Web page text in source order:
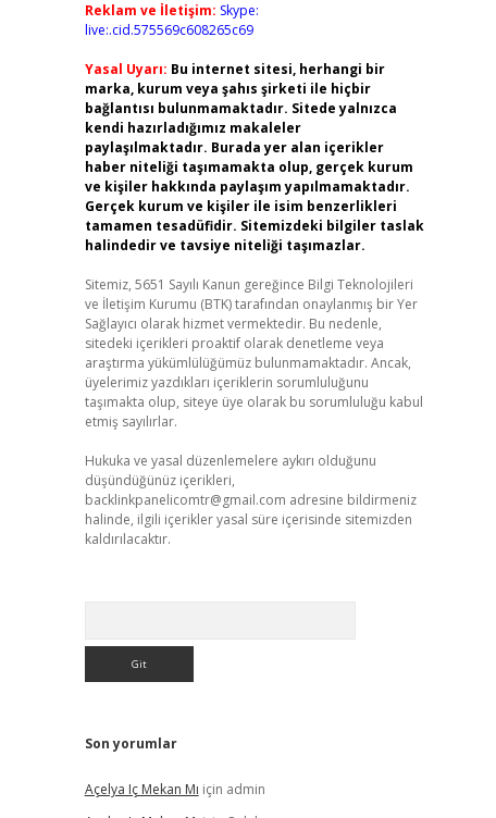
Reklam ve İletişim: Skype:
live:.cid.575569c608265c69
Yasal Uyarı: Bu internet sitesi, herhangi bir
marka, kurum veya şahıs şirketi ile hiçbir
bağlantısı bulunmamaktadır. Sitede yalnızca
kendi hazırladığımız makaleler
paylaşılmaktadır. Burada yer alan içerikler
haber niteliği taşımamakta olup, gerçek kurum
ve kişiler hakkında paylaşım yapılmamaktadır.
Gerçek kurum ve kişiler ile isim benzerlikleri
tamamen tesadüfidir. Sitemizdeki bilgiler taslak
halindedir ve tavsiye niteliği taşımazlar.
Sitemiz, 5651 Sayılı Kanun gereğince Bilgi Teknolojileri
ve İletişim Kurumu (BTK) tarafından onaylanmış bir Yer
Sağlayıcı olarak hizmet vermektedir. Bu nedenle,
sitedeki içerikleri proaktif olarak denetleme veya
araştırma yükümlülüğümüz bulunmamaktadır. Ancak,
üyelerimiz yazdıkları içeriklerin sorumluluğunu
taşımakta olup, siteye üye olarak bu sorumluluğu kabul
etmiş sayılırlar.
Hukuka ve yasal düzenlemelere aykırı olduğunu
düşündüğünüz içerikleri,
backlinkpanelicomtr@gmail.com adresine bildirmeniz
halinde, ilgili içerikler yasal süre içerisinde sitemizden
kaldırılacaktır.
Son yorumlar
Açelya Iç Mekan Mı için admin